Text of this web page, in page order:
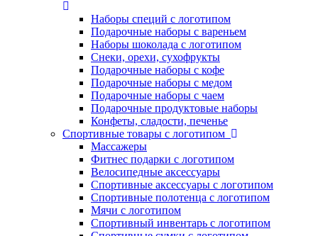
Наборы специй с логотипом
Подарочные наборы с вареньем
Наборы шоколада с логотипом
Снеки, орехи, сухофрукты
Подарочные наборы с кофе
Подарочные наборы с медом
Подарочные наборы с чаем
Подарочные продуктовые наборы
Конфеты, сладости, печенье
Спортивные товары с логотипом
Массажеры
Фитнес подарки с логотипом
Велосипедные аксессуары
Спортивные аксессуары с логотипом
Спортивные полотенца с логотипом
Мячи с логотипом
Спортивный инвентарь с логотипом